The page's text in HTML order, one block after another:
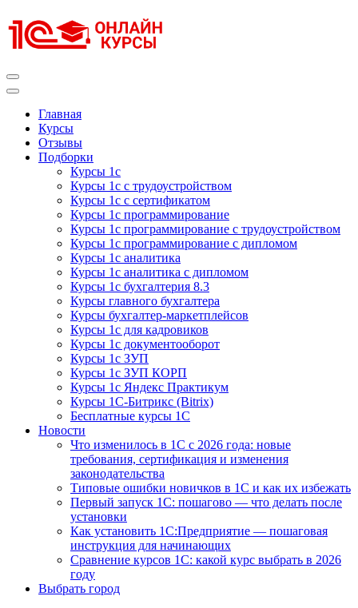
к
содержимому
Главная
Курсы
Отзывы
Подборки
Курсы 1с
Курсы 1с с трудоустройством
Курсы 1с с сертификатом
Курсы 1с программирование
Курсы 1с программирование с трудоустройством
Курсы 1с программирование с дипломом
Курсы 1с аналитика
Курсы 1с аналитика с дипломом
Курсы 1с бухгалтерия 8.3
Курсы главного бухгалтера
Курсы бухгалтер-маркетплейсов
Курсы 1с для кадровиков
Курсы 1с документооборот
Курсы 1с ЗУП
Курсы 1с ЗУП КОРП
Курсы 1с Яндекс Практикум
Курсы 1С-Битрикс (Bitrix)
Бесплатные курсы 1С
Новости
Что изменилось в 1С с 2026 года: новые
требования, сертификация и изменения
законодательства
Типовые ошибки новичков в 1С и как их избежать
Первый запуск 1С: пошагово — что делать после
установки
Как установить 1С:Предприятие — пошаговая
инструкция для начинающих
Сравнение курсов 1С: какой курс выбрать в 2026
году
Выбрать город